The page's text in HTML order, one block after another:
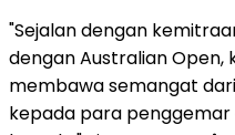
"Sejalan dengan
dengan Australian Open,
membawa semangat
kepada para